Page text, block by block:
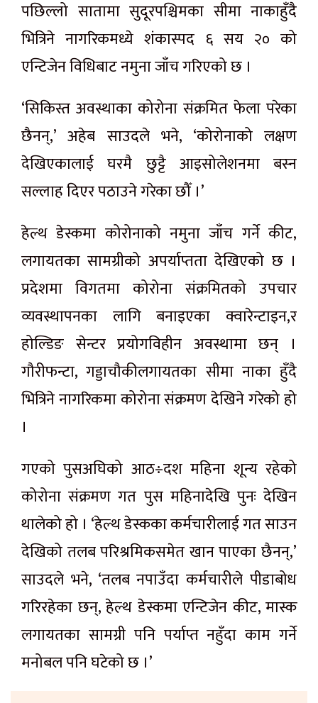
पछिल्लो सातामा सुदूरपश्चिमका सीमा नाकाहुँदै
भित्रिने नागरिकमध्ये शंकास्पद ६ सय २० को
एन्टिजेन विधिबाट नमुना जाँच गरिएको छ ।
‘सिकिस्त अवस्थाका कोरोना संक्रमित फेला परेका
छैनन्,’ अहेब साउदले भने, ‘कोरोनाको लक्षण
देखिएकालाई घरमै छुट्टै आइसोलेशनमा बस्न
सल्लाह दिएर पठाउने गरेका छौँ ।’
हेल्थ डेस्कमा कोरोनाको नमुना जाँच गर्ने कीट,
लगायतका सामग्रीको अपर्याप्तता देखिएको छ ।
प्रदेशमा विगतमा कोरोना संक्रमितको उपचार
व्यवस्थापनका लागि बनाइएका क्वारेन्टाइन,र
होल्डिङ सेन्टर प्रयोगविहीन अवस्थामा छन् ।
गौरीफन्टा, गड्डाचौकीलगायतका सीमा नाका हुँदै
भित्रिने नागरिकमा कोरोना संक्रमण देखिने गरेको हो
।
गएको पुसअघिको आठ÷दश महिना शून्य रहेको
कोरोना संक्रमण गत पुस महिनादेखि पुनः देखिन
थालेको हो । ‘हेल्थ डेस्कका कर्मचारीलाई गत साउन
देखिको तलब परिश्रमिकसमेत खान पाएका छैनन्,’
साउदले भने, ‘तलब नपाउँदा कर्मचारीले पीडाबोध
गरिरहेका छन्, हेल्थ डेस्कमा एन्टिजेन कीट, मास्क
लगायतका सामग्री पनि पर्याप्त नहुँदा काम गर्ने
मनोबल पनि घटेको छ ।’